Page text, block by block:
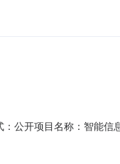
时间：2022-06-1609
公开项目名称：智能信
工程地址：